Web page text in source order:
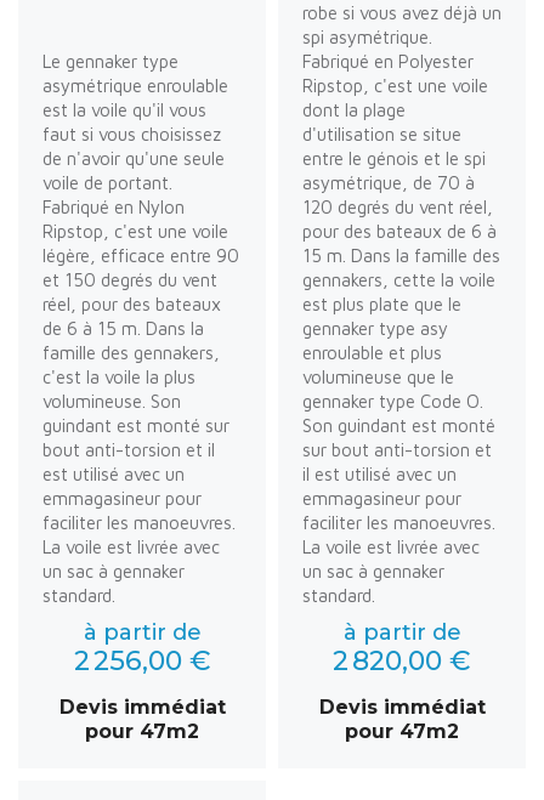
Le gennaker type
asymétrique enroulable
est la voile qu'il vous
faut si vous choisissez
de n'avoir qu'une seule
voile de portant.
Fabriqué en Nylon
Ripstop, c'est une voile
légère, efficace entre 90
et 150 degrés du vent
réel, pour des bateaux
de 6 à 15 m. Dans la
famille des gennakers,
c'est la voile la plus
volumineuse. Son
guindant est monté sur
bout anti-torsion et il
est utilisé avec un
emmagasineur pour
faciliter les manoeuvres.
La voile est livrée avec
un sac à gennaker
standard.
à partir de
2 256,00 €
Devis immédiat
pour 47m2
robe si vous avez déjà un
spi asymétrique.
Fabriqué en Polyester
Ripstop, c'est une voile
dont la plage
d'utilisation se situe
entre le génois et le spi
asymétrique, de 70 à
120 degrés du vent réel,
pour des bateaux de 6 à
15 m. Dans la famille des
gennakers, cette la voile
est plus plate que le
gennaker type asy
enroulable et plus
volumineuse que le
gennaker type Code O.
Son guindant est monté
sur bout anti-torsion et
il est utilisé avec un
emmagasineur pour
faciliter les manoeuvres.
La voile est livrée avec
un sac à gennaker
standard.
à partir de
2 820,00 €
Devis immédiat
pour 47m2